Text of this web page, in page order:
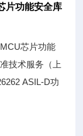
片功能安全库
芯片功能
技术服务（上
ASIL-D功